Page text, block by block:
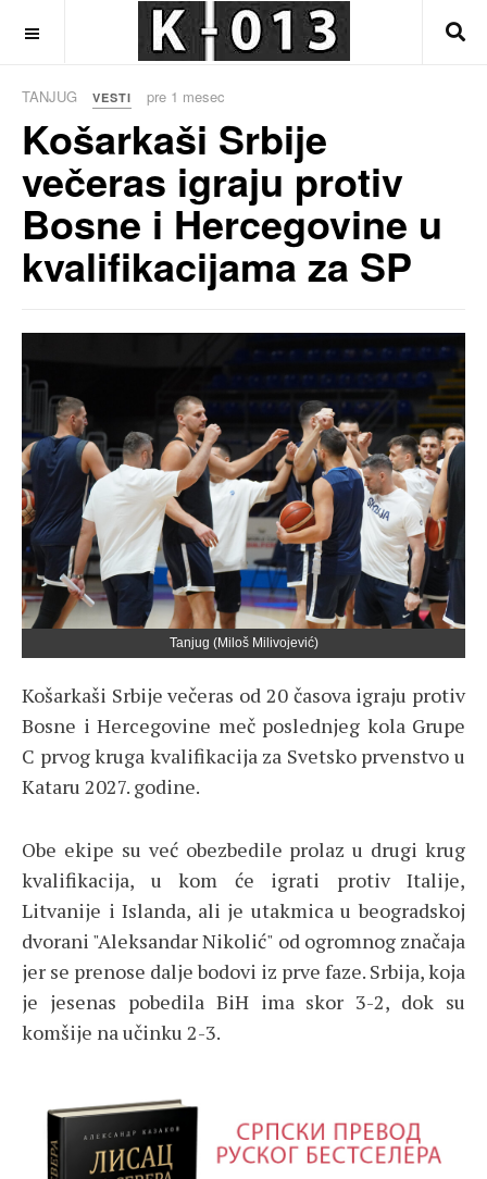
TANJUG VESTI pre 1 mesec
Košarkaši Srbije
večeras igraju protiv
Bosne i Hercegovine u
kvalifikacijama za SP
Tanjug (Miloš Milivojević)
Košarkaši Srbije večeras od 20 časova igraju protiv
Bosne i Hercegovine meč poslednjeg kola Grupe
C prvog kruga kvalifikacija za Svetsko prvenstvo u
Kataru 2027. godine.
Obe ekipe su već obezbedile prolaz u drugi krug
kvalifikacija, u kom će igrati protiv Italije,
Litvanije i Islanda, ali je utakmica u beogradskoj
dvorani "Aleksandar Nikolić" od ogromnog značaja
jer se prenose dalje bodovi iz prve faze. Srbija, koja
je jesenas pobedila BiH ima skor 3-2, dok su
komšije na učinku 2-3.